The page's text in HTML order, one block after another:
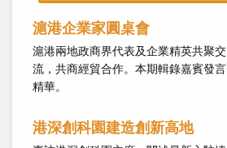
滬港企業家圓桌會
滬港兩地政商界代表及企業精英共聚交
流，共商經貿合作。本期輯錄嘉賓發言
精華。
港深創科園建造創新高地